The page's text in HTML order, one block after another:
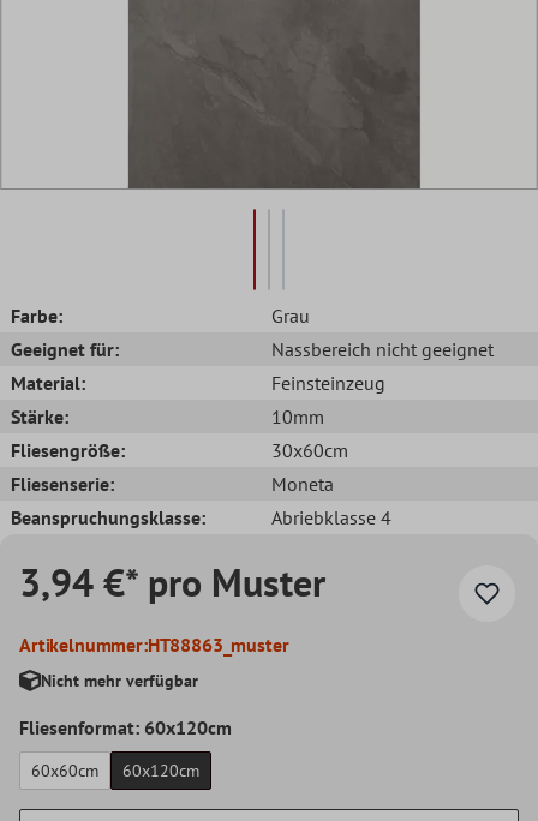
Farbe:
Grau
Geeignet für:
Nassbereich nicht geeignet
Material:
Feinsteinzeug
Stärke:
10mm
Fliesengröße:
30x60cm
Fliesenserie:
Moneta
Beanspruchungsklasse:
Abriebklasse 4
3,94 €* pro Muster
Artikelnummer:HT88863_muster
Nicht mehr verfügbar
Fliesenformat: 60x120cm
60x60cm 60x120cm